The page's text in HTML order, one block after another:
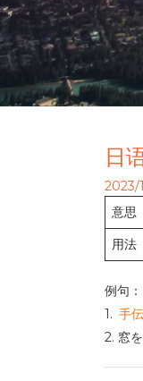
日
2023/
意思
用法
例句：
1. 手
2. 窓